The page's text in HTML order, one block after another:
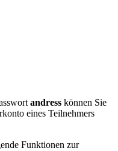
andress können Sie
eines Teilnehmers
Funktionen zur